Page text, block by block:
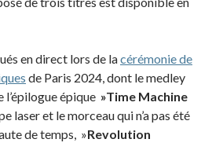
en direct lors de lacérémonie de
de Paris 2024, dont le medley
l’épilogue épique »Time Machine
laser et le morceau qui n’a pas été
de temps, »Revolution